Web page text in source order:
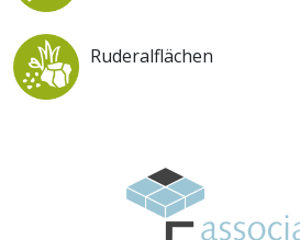
Ruderalflächen